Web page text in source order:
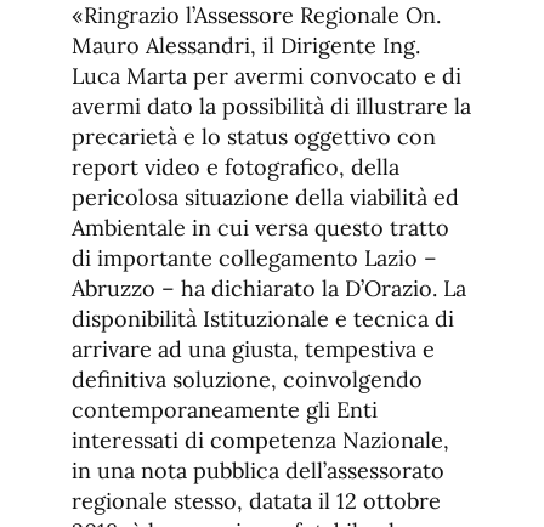
«Ringrazio l’Assessore Regionale On.
Mauro Alessandri, il Dirigente Ing.
Luca Marta per avermi convocato e di
avermi dato la possibilità di illustrare la
precarietà e lo status oggettivo con
report video e fotografico, della
pericolosa situazione della viabilità ed
Ambientale in cui versa questo tratto
di importante collegamento Lazio –
Abruzzo – ha dichiarato la D’Orazio. La
disponibilità Istituzionale e tecnica di
arrivare ad una giusta, tempestiva e
definitiva soluzione, coinvolgendo
contemporaneamente gli Enti
interessati di competenza Nazionale,
in una nota pubblica dell’assessorato
regionale stesso, datata il 12 ottobre